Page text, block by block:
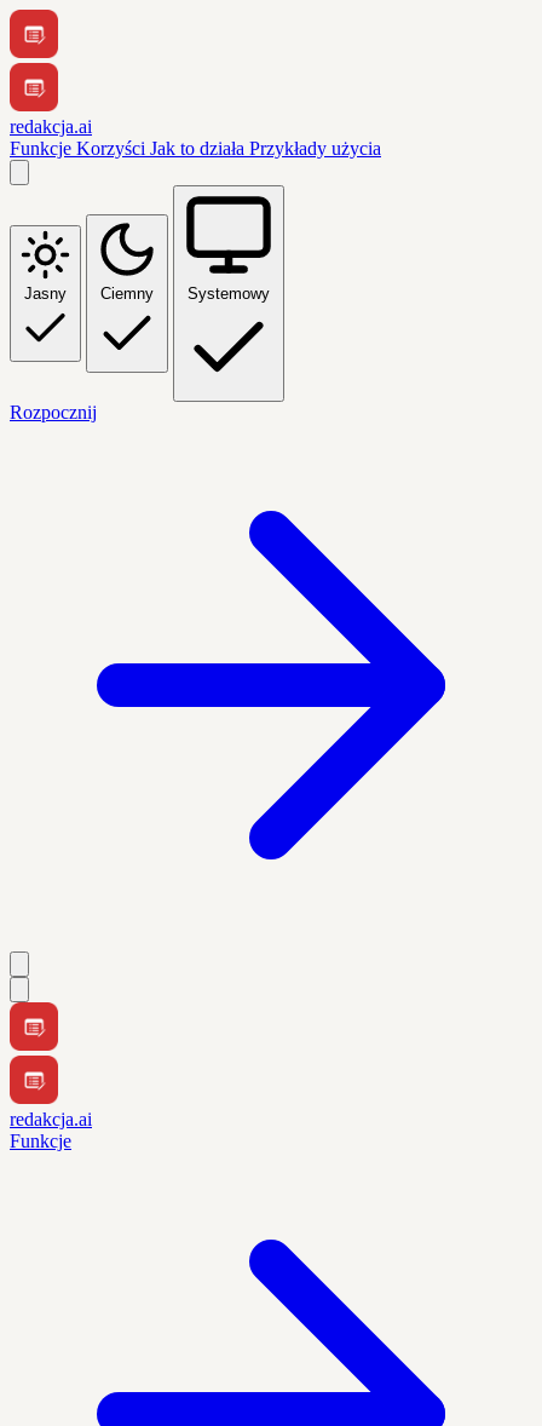
redakcja.ai
Funkcje Korzyści Jak to działa Przykłady użycia
Jasny Ciemny Systemowy
Rozpocznij
redakcja.ai
Funkcje